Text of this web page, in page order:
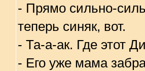
- Прямо сильно-
теперь синяк, вот.
- Та-а-ак. Где этот
- Его уже мама